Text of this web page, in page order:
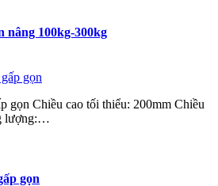
nâng 100kg-300kg
gọn Chiều cao tối thiểu: 200mm Chiều
lượng:…
gọn